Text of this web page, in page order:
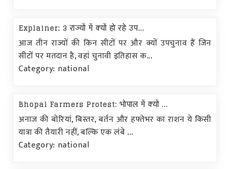
Explainer: 3 राज्यों में क्यों हो रहे उप...
आज तीन राज्यों की किन सीटों पर और क्यों उपचुनाव हैं जिन
सीटों पर मतदान है, वहां चुनावी इतिहास क...
Category: national
Bhopal Farmers Protest: भोपाल में क्यों ...
अनाज की बोरियां, बिस्तर, बर्तन और हफ्तेभर का राशन ये किसी
यात्रा की तैयारी नहीं, बल्कि एक लंबे ...
Category: national